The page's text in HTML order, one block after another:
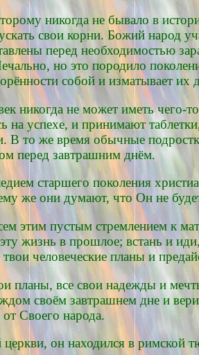
никогда не бывало в
свои корни. Божий
перед необходимостью
но это породило
собой и изматывает их
никогда не может иметь чего-
на успехе, и принимают
В то же время обычные
перед завтрашним днём.
старшего поколения
же они думают, что Он не
этим пустым стремлением к
жизнь в прошлое; встань и
человеческие планы и
планы, все свои надежды и
своём завтрашнем дне и
Своего народа.
он находился в римской